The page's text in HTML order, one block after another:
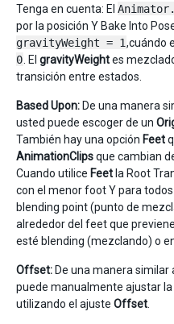
Tenga en cuenta: El
por la posición Y Bake Into
gravityWeight = 1,cuándo
0 . El gravityWeightes
transición entre estados.
Based Upon: De una manera
usted puede escoger de un
También hay una opción Feet
AnimationClipsque cambian
Cuando utilice Feet la Root
con el menor foot Y para
blending point (punto de
alrededor del feet que
esté blending (mezclando) o
Offset: De una manera similar
puede manualmente ajustar la
utilizando el ajuste Offset